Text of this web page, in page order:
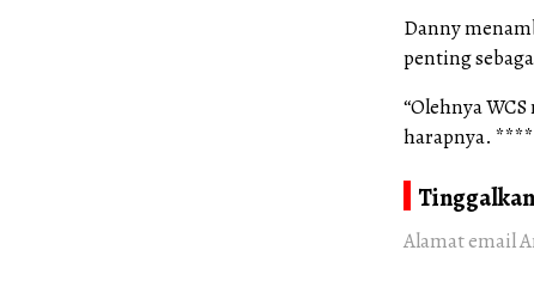
Danny
penting
“Olehnya
harapnya.
Alamat email